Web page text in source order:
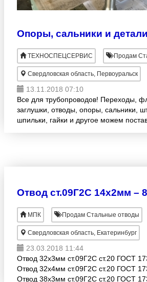
ТЕХНОСПЕЦСЕРВИС Продам
Свердловская область, Первоуральск
13.11.2018 07:10
Все для трубопроводов! Переходы,
заглушки, отводы, опоры, сальники,
шпильки, гайки и другое можем
МПК Продам Стальные отводы
Свердловская область, Екатеринбург
23.03.2018 11:44
Отвод 32х3мм ст.09Г2С ст.20 ГОСТ
Отвод 32х4мм ст.09Г2С ст.20 ГОСТ
Отвод 38х3мм ст.09Г2С ст.20 ГОСТ